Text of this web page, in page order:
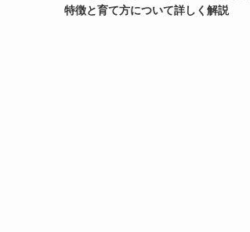
特徴と育て方について詳しく解説